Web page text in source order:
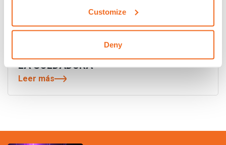
Customize
Deny
DIGITECH VP4 COMPACT: EL LÍMITE DE
LA SOLDADURA
Leer más